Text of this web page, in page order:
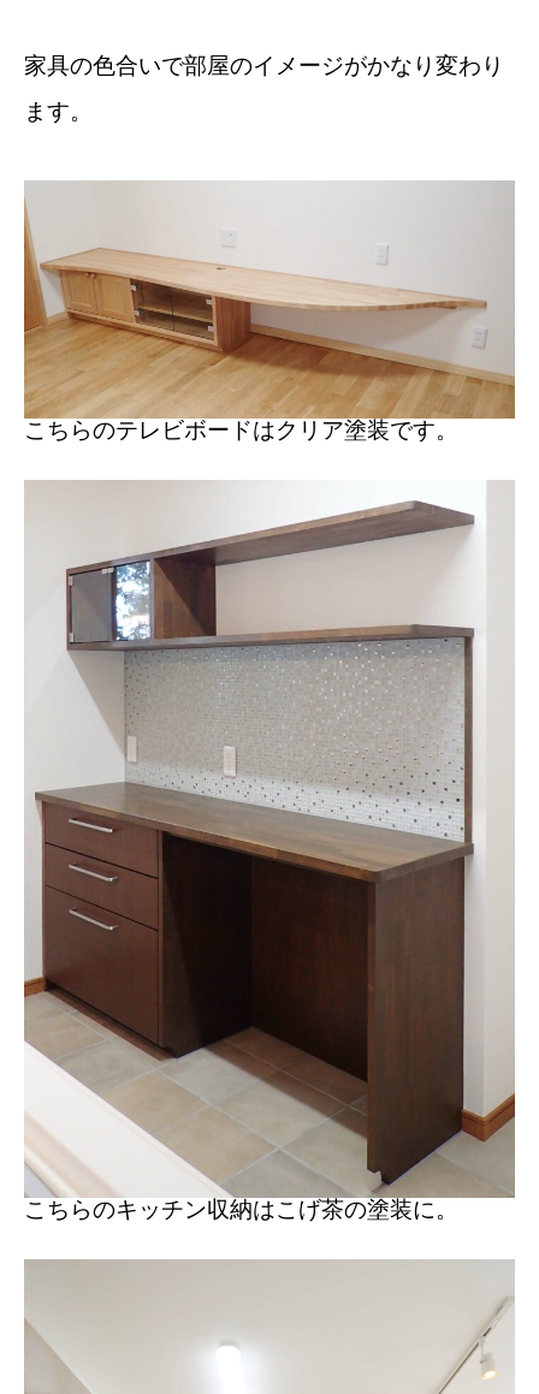
家具の色合いで部屋のイメージがかなり変わり
ます。
こちらのテレビボードはクリア塗装です。
こちらのキッチン収納はこげ茶の塗装に。